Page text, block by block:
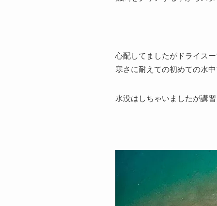
心配してましたがドライス
寒さに耐えての初めての水
水没はしちゃいましたが講